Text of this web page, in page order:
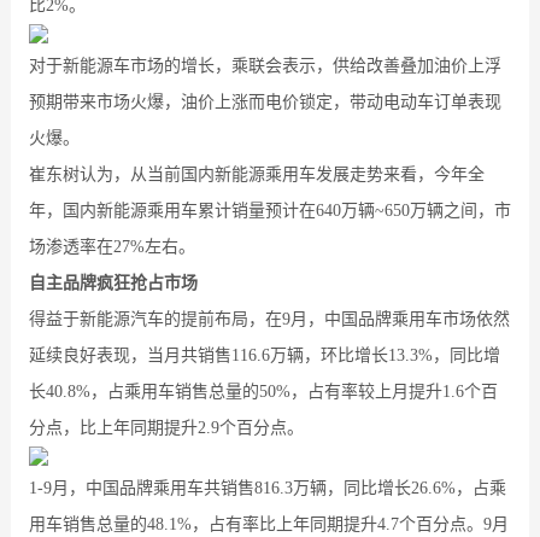
比2%。
对于新能源车市场的增长，乘联会表示，供给改善叠加油价上浮
预期带来市场火爆，油价上涨而电价锁定，带动电动车订单表现
火爆。
崔东树认为，从当前国内新能源乘用车发展走势来看，今年全
年，国内新能源乘用车累计销量预计在640万辆~650万辆之间，市
场渗透率在27%左右。
自主品牌疯狂抢占市场
得益于新能源汽车的提前布局，在9月，中国品牌乘用车市场依然
延续良好表现，当月共销售116.6万辆，环比增长13.3%，同比增
长40.8%，占乘用车销售总量的50%，占有率较上月提升1.6个百
分点，比上年同期提升2.9个百分点。
1-9月，中国品牌乘用车共销售816.3万辆，同比增长26.6%，占乘
用车销售总量的48.1%，占有率比上年同期提升4.7个百分点。9月